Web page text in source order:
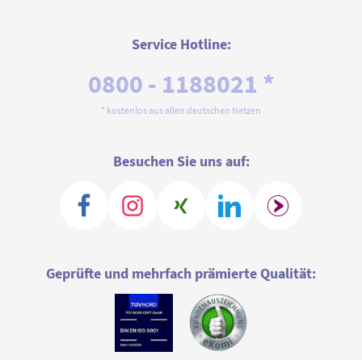
Service Hotline:
0800 - 1188021 *
* kostenlos aus allen deutschen Netzen
Besuchen Sie uns auf:
Geprüfte und mehrfach prämierte Qualität: